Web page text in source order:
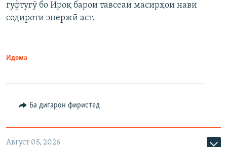
гуфтугӯ бо Ироқ барои тавсеаи масирҳои нави
содироти энержӣ аст.
Идома
Ба дигарон фиристед
Август 05, 2026